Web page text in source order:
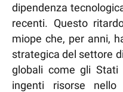
dipendenza
recenti. Questo
miope che, per anni,
strategica del settore
globali come gli
ingenti risorse nello